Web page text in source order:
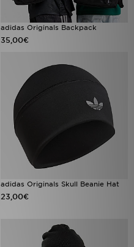
adidas Originals Backpack
35,00€
adidas Originals Skull Beanie Hat
23,00€